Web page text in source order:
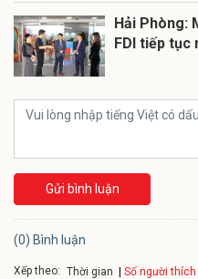
Hải Phòng:
FDI tiếp tục
Gửi bình luận
(0) Bình luận
Xếp theo: Thời gian Số người thích